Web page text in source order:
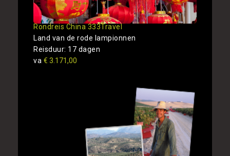
Rondreis China 333Travel
Land van de rode lampionnen
Reisduur: 17 dagen
va € 3.171,00